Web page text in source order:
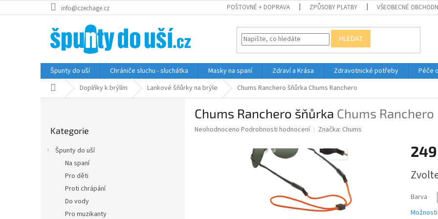
na
info@czechage.cz POŠTOVNÉ + DOPRAVA ZPŮSOBY PLATBY VŠEOBECNÉ
HLEDAT
Špunty do uší Chrániče sluchu - sluchátka Masky na spaní Zdraví a Krása Zdravotnické potřeby Péče
Domů Doplňky k brýlím Lankové šňůrky na brýle Chums Ranchero šňůrka Chums Ranchero
kategorie
Kategorie
Špunty do uší
Na spaní
Pro děti
Proti chrápání
Do vody
Pro muzikanty
Chums Ranchero šňůrka Chums Ranchero
Průměrné
Neohodnoceno Podrobnosti hodnocení Značka: Chums
cena:
Barva